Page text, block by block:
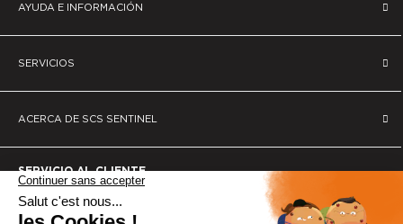
AYUDA E INFORMACIÓN
SERVICIOS
ACERCA DE SCS SENTINEL
SERVICIO AL CLIENTE